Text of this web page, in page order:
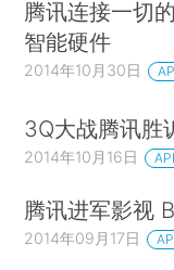
腾讯连接一切
智能硬件
2014年10月30日
3Q大战腾讯胜
2014年10月16日
腾讯进军影视
2014年09月17日